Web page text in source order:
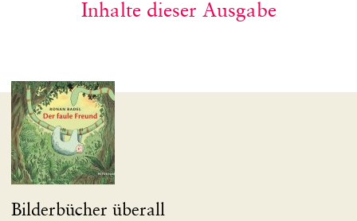
Inhalte dieser Ausgabe
Bilderbücher überall